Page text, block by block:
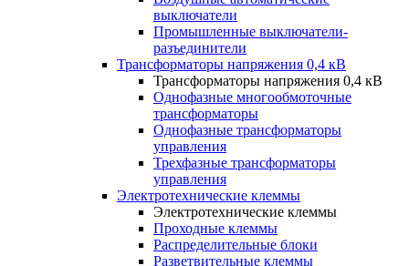
выключатели
Промышленные выключатели-
разъединители
Трансформаторы напряжения 0,4 кВ
Трансформаторы напряжения 0,4 кВ
Однофазные многообмоточные
трансформаторы
Однофазные трансформаторы
управления
Трехфазные трансформаторы
управления
Электротехнические клеммы
Электротехнические клеммы
Проходные клеммы
Распределительные блоки
Разветвительные клеммы